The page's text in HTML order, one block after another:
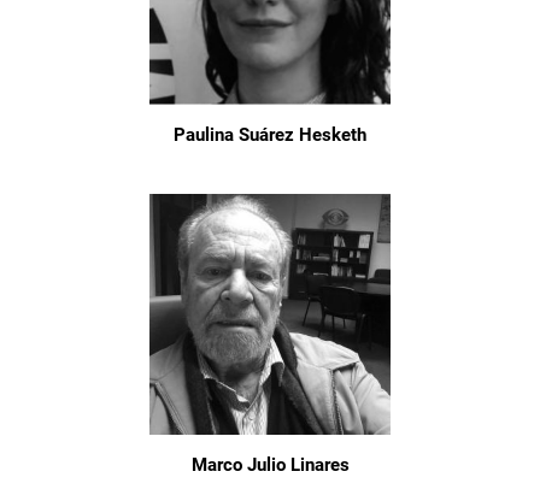
Paulina Suárez Hesketh
Marco Julio Linares